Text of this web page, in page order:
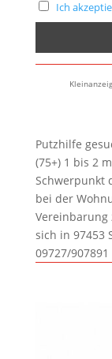
Ich
Putzhilfe
(75+) 1 bis 2
Schwerpunkt
bei der
Vereinbarung
sich in 97453
09727/907891